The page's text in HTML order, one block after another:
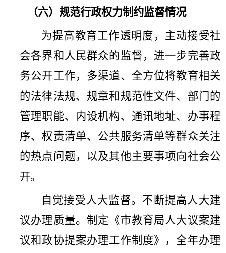
（六）规范行政权力制约监督情况
为提高教育工作透明度，主动接受社
会各界和人民群众的监督，进一步完善政
务公开工作，多渠道、全方位将教育相关
的法律法规、规章和规范性文件、部门的
管理职能、内设机构、通讯地址、办事程
序、权责清单、 公共服务清单等群众关注
的热点问题，以及其他主要事项向社会公
开。
自觉接受人大监督。不断提高人大建
议办理质量。制定《市教育局人大议案建
议和政协提案办理工作制度》，全年办理